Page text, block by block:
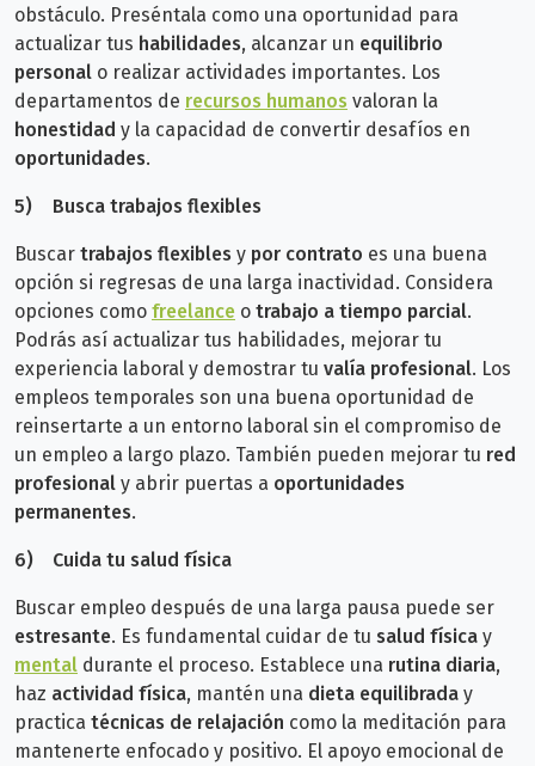
obstáculo. Preséntala como una oportunidad para
actualizar tus habilidades, alcanzar un equilibrio
personal o realizar actividades importantes. Los
departamentos de recursos humanos valoran la
honestidad y la capacidad de convertir desafíos en
oportunidades.
5) Busca trabajos flexibles
Buscar trabajos flexibles y por contrato es una buena
opción si regresas de una larga inactividad. Considera
opciones como freelance o trabajo a tiempo parcial.
Podrás así actualizar tus habilidades, mejorar tu
experiencia laboral y demostrar tu valía profesional. Los
empleos temporales son una buena oportunidad de
reinsertarte a un entorno laboral sin el compromiso de
un empleo a largo plazo. También pueden mejorar tu red
profesional y abrir puertas a oportunidades
permanentes.
6) Cuida tu salud física
Buscar empleo después de una larga pausa puede ser
estresante. Es fundamental cuidar de tu salud física y
mental durante el proceso. Establece una rutina diaria,
haz actividad física, mantén una dieta equilibrada y
practica técnicas de relajación como la meditación para
mantenerte enfocado y positivo. El apoyo emocional de